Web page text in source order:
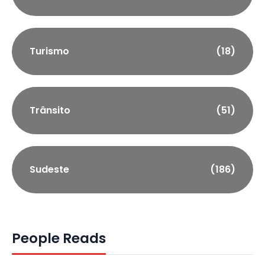
Turismo (18)
Trânsito (51)
Sudeste (186)
People Reads